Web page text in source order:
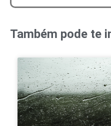
Também pode te